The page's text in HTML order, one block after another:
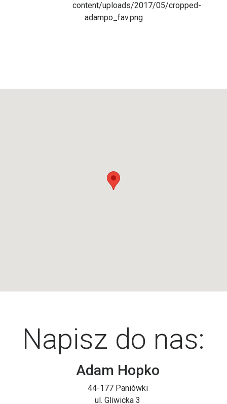
content/uploads/2017/05/cropped-
adampo_fav.png
Napisz do nas:
Adam Hopko
44-177 Paniówki
ul. Gliwicka 3